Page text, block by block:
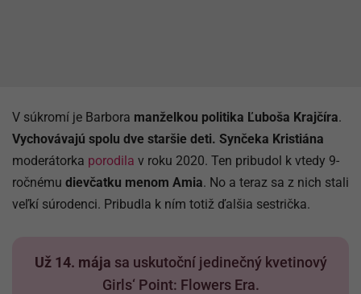
V súkromí je Barbora manželkou politika Ľuboša Krajčíra.
Vychovávajú spolu dve staršie deti. Synčeka Kristiána
moderátorka porodila v roku 2020. Ten pribudol k vtedy 9-
ročnému dievčatku menom Amia. No a teraz sa z nich stali
veľkí súrodenci. Pribudla k ním totiž ďalšia sestrička.
Už 14. mája sa uskutoční jedinečný kvetinový
Girls‘ Point: Flowers Era.